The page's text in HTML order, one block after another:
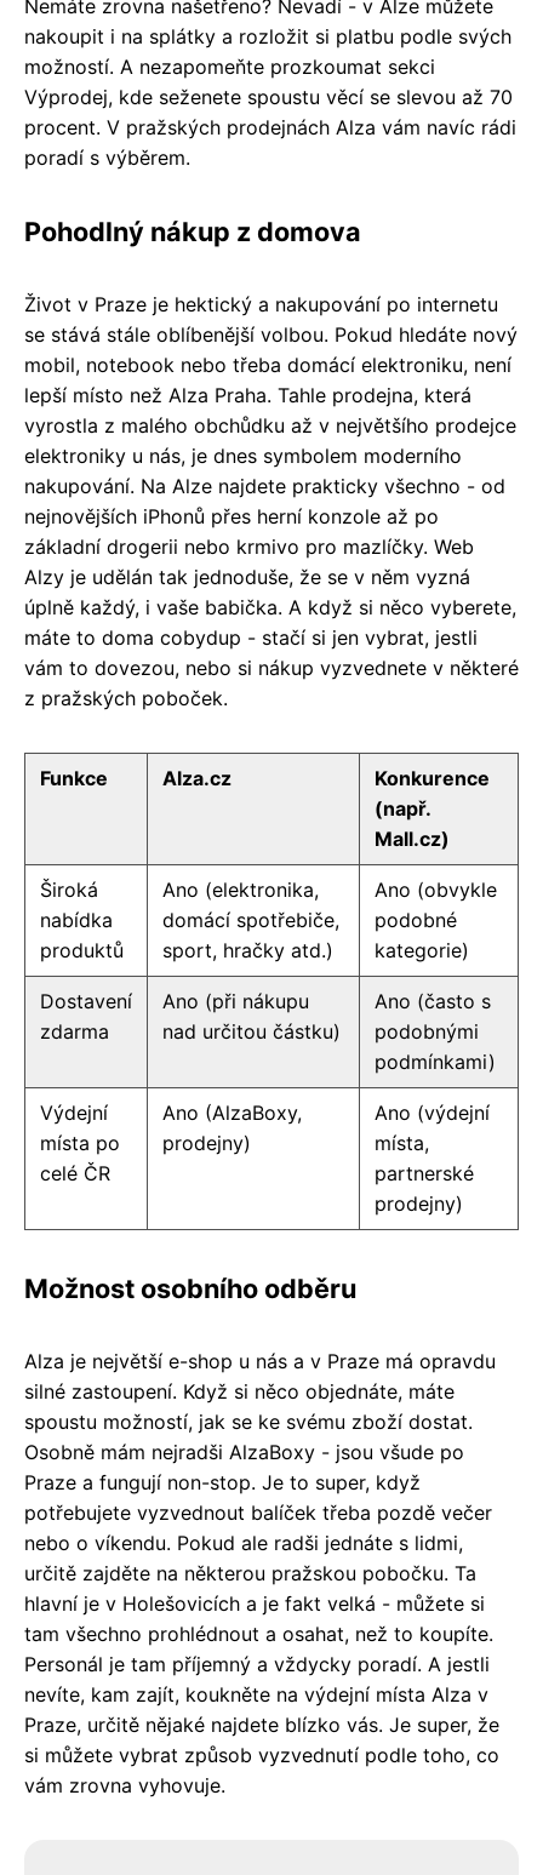
Nemáte zrovna našetřeno? Nevadí - v Alze můžete
nakoupit i na splátky a rozložit si platbu podle svých
možností. A nezapomeňte prozkoumat sekci
Výprodej, kde seženete spoustu věcí se slevou až 70
procent. V pražských prodejnách Alza vám navíc rádi
poradí s výběrem.
Pohodlný nákup z domova
Život v Praze je hektický a nakupování po internetu
se stává stále oblíbenější volbou. Pokud hledáte nový
mobil, notebook nebo třeba domácí elektroniku, není
lepší místo než Alza Praha. Tahle prodejna, která
vyrostla z malého obchůdku až v největšího prodejce
elektroniky u nás, je dnes symbolem moderního
nakupování. Na Alze najdete prakticky všechno - od
nejnovějších iPhonů přes herní konzole až po
základní drogerii nebo krmivo pro mazlíčky. Web
Alzy je udělán tak jednoduše, že se v něm vyzná
úplně každý, i vaše babička. A když si něco vyberete,
máte to doma cobydup - stačí si jen vybrat, jestli
vám to dovezou, nebo si nákup vyzvednete v některé
z pražských poboček.
Funkce Alza.cz
Konkurence
(např.
Mall.cz)
Široká
nabídka
produktů
Ano (elektronika,
domácí spotřebiče,
sport, hračky atd.)
Ano (obvykle
podobné
kategorie)
Dostavení
zdarma
Ano (při nákupu
nad určitou částku)
Ano (často s
podobnými
podmínkami)
Výdejní
místa po
celé ČR
Ano (AlzaBoxy,
prodejny)
Ano (výdejní
místa,
partnerské
prodejny)
Možnost osobního odběru
Alza je největší e-shop u nás a v Praze má opravdu
silné zastoupení. Když si něco objednáte, máte
spoustu možností, jak se ke svému zboží dostat.
Osobně mám nejradši AlzaBoxy - jsou všude po
Praze a fungují non-stop. Je to super, když
potřebujete vyzvednout balíček třeba pozdě večer
nebo o víkendu. Pokud ale radši jednáte s lidmi,
určitě zajděte na některou pražskou pobočku. Ta
hlavní je v Holešovicích a je fakt velká - můžete si
tam všechno prohlédnout a osahat, než to koupíte.
Personál je tam příjemný a vždycky poradí. A jestli
nevíte, kam zajít, koukněte na výdejní místa Alza v
Praze, určitě nějaké najdete blízko vás. Je super, že
si můžete vybrat způsob vyzvednutí podle toho, co
vám zrovna vyhovuje.